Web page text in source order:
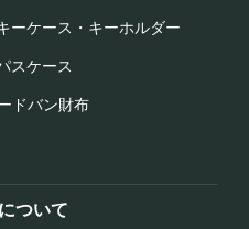
ーケース・キーホルダー
スケース
ドバン財布
ついて